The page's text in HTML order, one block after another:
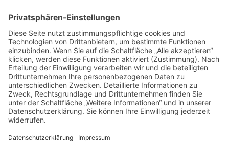
»Deutschland feiert in Neuwerk« – Rheinische
Post, 25.11.2016
Rollbahn als Teststrecke
Suchen Cookie-Banner
Einstellungen